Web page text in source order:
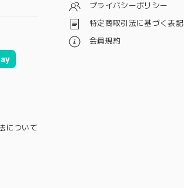
について
プライバシーポリシー
特定商取引法に基づく表記
会員規約